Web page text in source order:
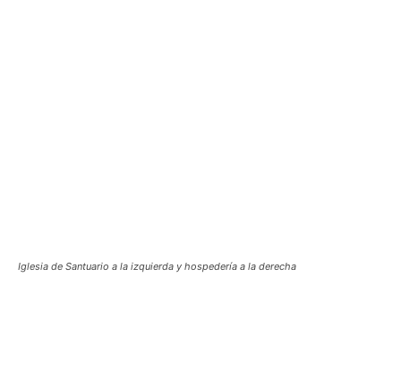
Iglesia de Santuario a la izquierda y hospedería a la derecha